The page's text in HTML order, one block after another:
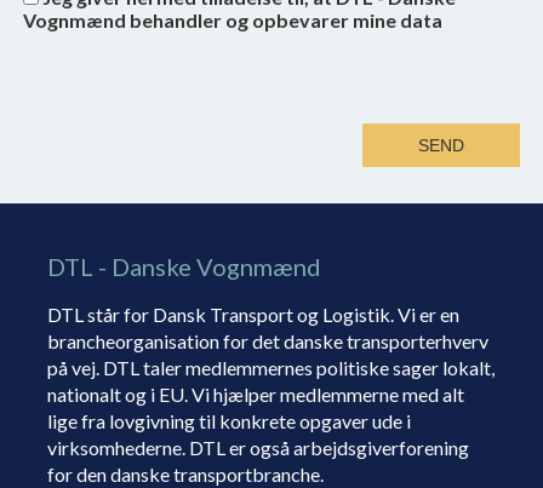
Vognmænd behandler og opbevarer mine data
DTL - Danske Vognmænd
DTL står for Dansk Transport og Logistik. Vi er en
brancheorganisation for det danske transporterhverv
på vej. DTL taler medlemmernes politiske sager lokalt,
nationalt og i EU. Vi hjælper medlemmerne med alt
lige fra lovgivning til konkrete opgaver ude i
virksomhederne. DTL er også arbejdsgiverforening
for den danske transportbranche.